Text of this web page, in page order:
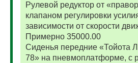
Рулевой редуктор от
клапаном регулировки
зависимости от скорости
Примерно 35000.00
Сиденья передние «Тойота
78» на пневмоплатформе, с